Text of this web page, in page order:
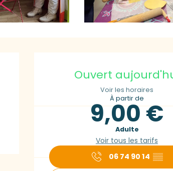
Ouvert
Voir les horaires
À partir de
9,00 €
Adulte
Voir tous les tarifs
06 74 90 14 ▒▒